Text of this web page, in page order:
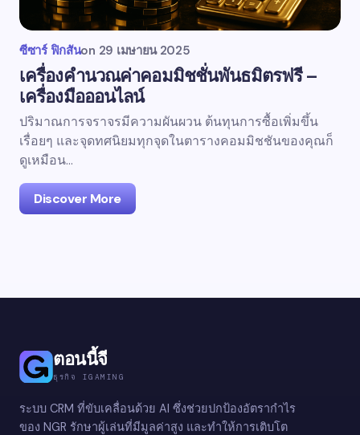
ซีซาร์ ฟิกสันon 29 เมษายน 2025
เครื่องคำนวณค่าคอมมิชชั่นพันธมิตรฟรี –
เครื่องมือออนไลน์
ปริมาณการจราจรมีความผันผวน ต้นทุนการซื้อเพิ่มขึ้น
เรื่อยๆ และจุดทศนิยมทุกจุดในตารางคอมมิชชันของคุณก็
ดูเหมือน...
Discover More
ตอนนี้จี
ธุรกิจ IGAMING
ระบบ CRM ที่ขับเคลื่อนด้วย AI ซึ่งช่วยปกป้องอัตรากำไร
ของ NGR รักษาผู้เล่นที่มีมูลค่าสูง และทำให้การเติบโต